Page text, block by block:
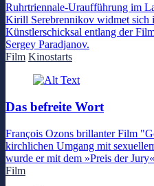
Ruhrtriennale-Uraufführung im
Kirill Serebrennikov widmet sich
Künstlerschicksal entlang der
Sergey Paradjanov.
Film Kinostarts
Das befreite Wort
François Ozons brillanter Film
kirchlichen Umgang mit
wurde er mit dem »Preis der
Film